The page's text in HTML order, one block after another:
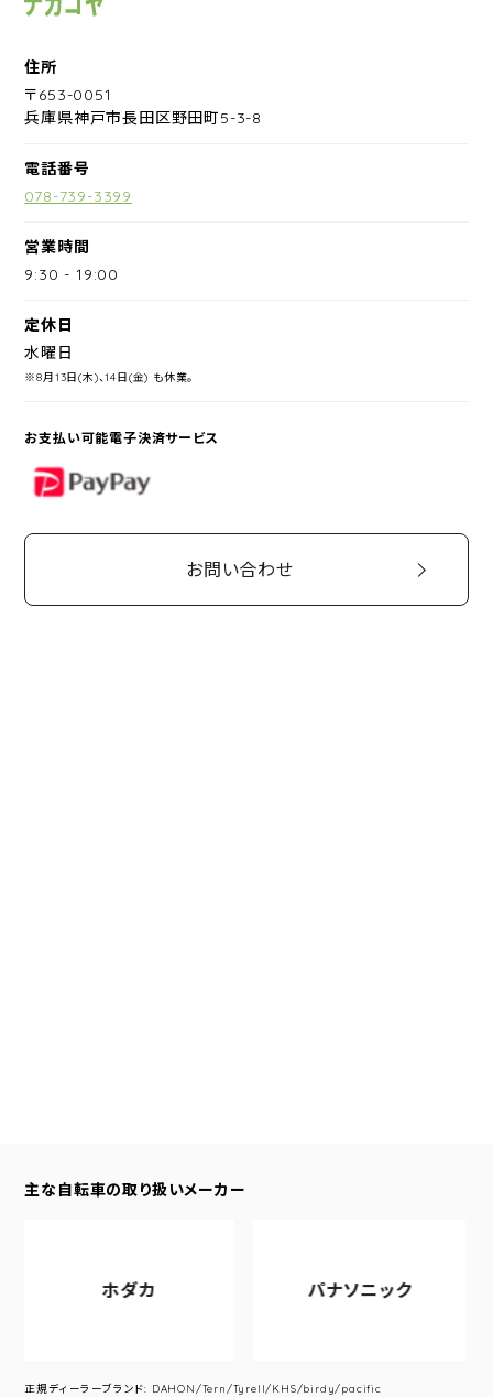
住所
〒653-0051
兵庫県神戸市長田区野田町5-3-8
電話番号
078-739-3399
営業時間
9:30 -19:00
定休日
水曜日
※8月13日(木)、14日(金) も休業。
お支払い可能電子決済サービス
PayPay
お問い合わせ
主な自転車の取り扱いメーカー
ホダカ パナソニック
正規ディーラーブランド: DAHON/Tern/Tyrell/KHS/birdy/pacific